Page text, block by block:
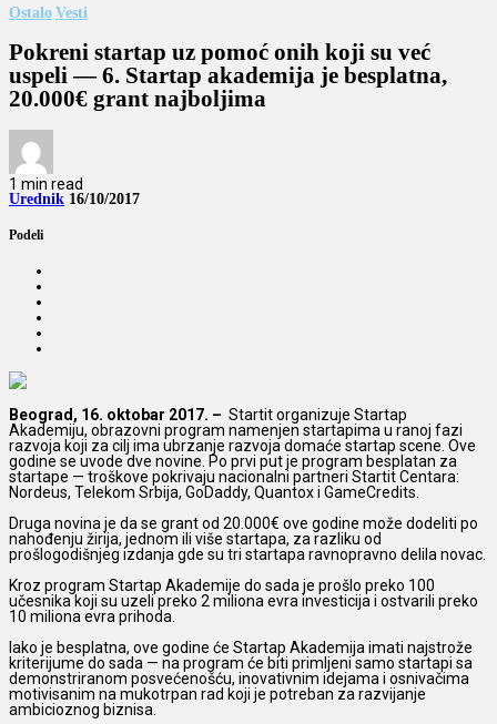
Ostalo Vesti
Pokreni startap uz pomoć onih koji su već
uspeli — 6. Startap akademija je besplatna,
20.000€ grant najboljima
1 min read
Urednik 16/10/2017
Podeli
Beograd, 16. oktobar 2017. – Startit organizuje Startap
Akademiju, obrazovni program namenjen startapima u ranoj fazi
razvoja koji za cilj ima ubrzanje razvoja domaće startap scene. Ove
godine se uvode dve novine. Po prvi put je program besplatan za
startape — troškove pokrivaju nacionalni partneri Startit Centara:
Nordeus, Telekom Srbija, GoDaddy, Quantox i GameCredits.
Druga novina je da se grant od 20.000€ ove godine može dodeliti po
nahođenju žirija, jednom ili više startapa, za razliku od
prošlogodišnjeg izdanja gde su tri startapa ravnopravno delila novac.
Kroz program Startap Akademije do sada je prošlo preko 100
učesnika koji su uzeli preko 2 miliona evra investicija i ostvarili preko
10 miliona evra prihoda.
Iako je besplatna, ove godine će Startap Akademija imati najstrože
kriterijume do sada — na program će biti primljeni samo startapi sa
demonstriranom posvećenošću, inovativnim idejama i osnivačima
motivisanim na mukotrpan rad koji je potreban za razvijanje
ambicioznog biznisa.